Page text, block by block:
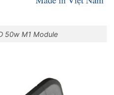
50w M1 Module